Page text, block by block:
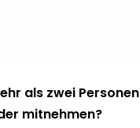
als zwei Personen
mitnehmen?